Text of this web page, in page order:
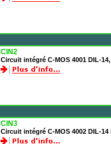
CIN2
Circuit intégré C-MOS 4001 DIL-
CIN3
Circuit intégré C-MOS 4002 DIL-